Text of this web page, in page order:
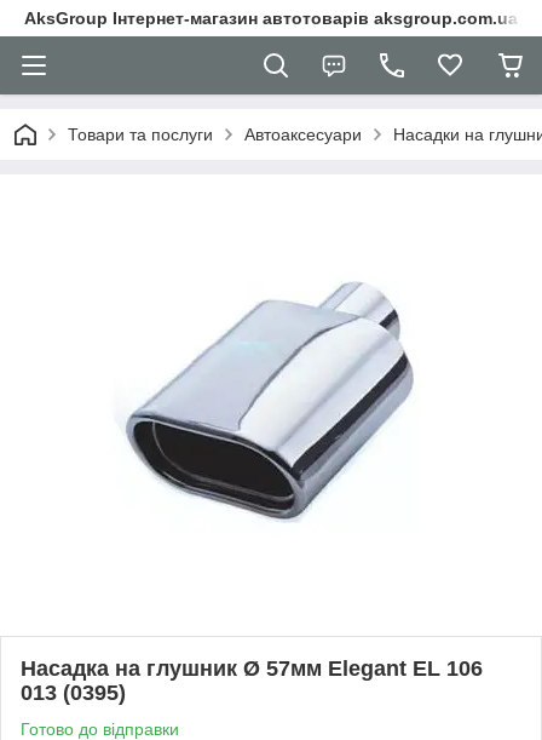
AksGroup Інтернет-магазин автотоварів aksgroup.com.ua
Товари та послуги Автоаксесуари Насадки на
Насадка на глушник Ø 57мм Elegant EL 106
013 (0395)
Готово до відправки